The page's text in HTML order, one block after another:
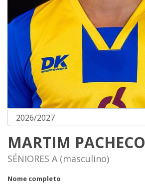
MARTIM PACHECO
SÉNIORES A (masculino)
Nome completo